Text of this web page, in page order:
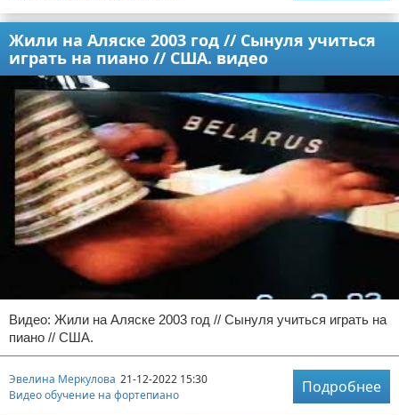
Жили на Аляске 2003 год // Сынуля учиться
играть на пиано // США. видео
Видео: Жили на Аляске 2003 год // Сынуля учиться играть на
пиано // США.
Эвелина Меркулова 21-12-2022 15:30
Видео обучение на фортепиано
Подробнее